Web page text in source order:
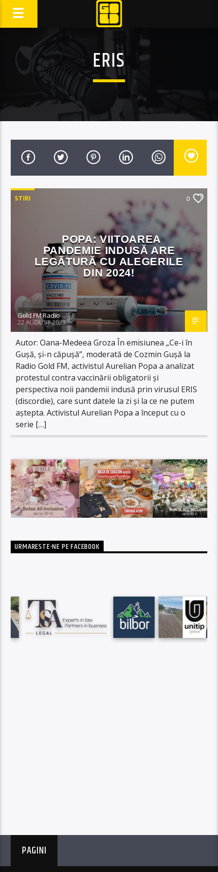
ERIS
STIRI 0
POPA: VIITOAREA
PANDEMIE INDUSĂ ARE
LEGĂTURĂ CU ALEGERILE
DIN 2024!
Gold FM Radio
22 AUGUST 2023
Autor: Oana-Medeea Groza În emisiunea „Ce-i în
Gușă, și-n căpușă”, moderată de Cozmin Gușă la
Radio Gold FM, activistul Aurelian Popa a analizat
protestul contra vaccinării obligatorii și
perspectiva noii pandemii indusă prin virusul ERIS
(discordie), care sunt datele la zi și la ce ne putem
aștepta. Activistul Aurelian Popa a început cu o
serie […]
URMARESTE-NE PE FACEBOOK
PAGINI